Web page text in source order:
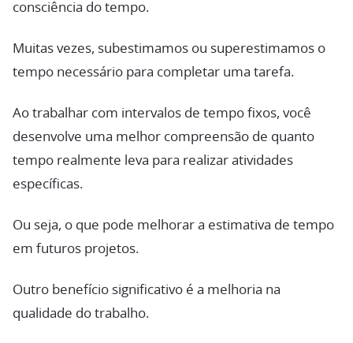
consciência do tempo.
Muitas vezes, subestimamos ou superestimamos o
tempo necessário para completar uma tarefa.
Ao trabalhar com intervalos de tempo fixos, você
desenvolve uma melhor compreensão de quanto
tempo realmente leva para realizar atividades
específicas.
Ou seja, o que pode melhorar a estimativa de tempo
em futuros projetos.
Outro benefício significativo é a melhoria na
qualidade do trabalho.